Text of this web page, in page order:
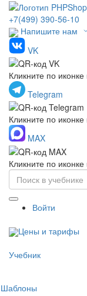
+7(499) 390-56-10
Напишите нам
VK
Кликните по
Telegram
Кликните по
MAX
Кликните по
Войти
Цены и тарифы
Учебник
Шаблоны